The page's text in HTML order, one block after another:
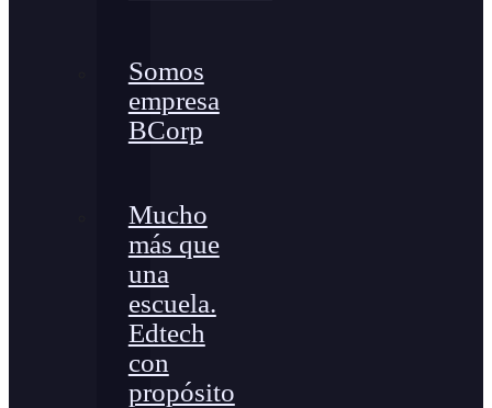
Somos
empresa
BCorp
Mucho
más que
una
escuela.
Edtech
con
propósito